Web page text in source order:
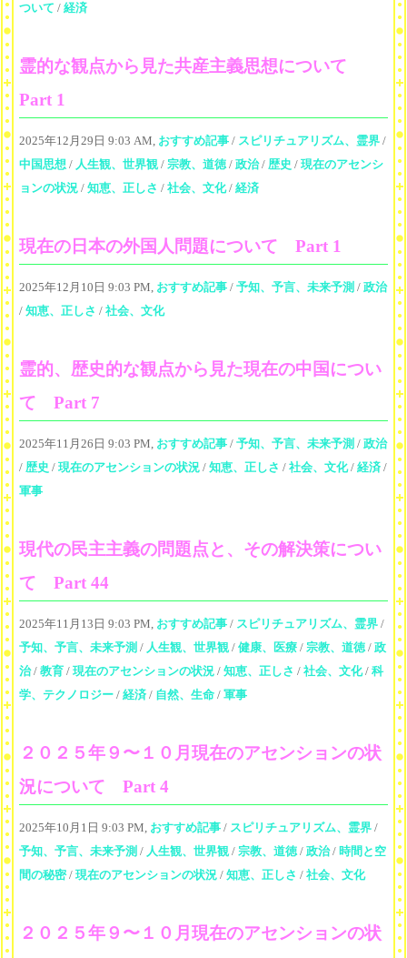
ついて / 経済
霊的な観点から見た共産主義思想について
Part 1
2025年12月29日 9:03 AM, おすすめ記事 / スピリチュアリズム、霊界 /
中国思想 / 人生観、世界観 / 宗教、道徳/ 政治/ 歴史 / 現在のアセンシ
ョンの状況 / 知恵、正しさ / 社会、文化/ 経済
現在の日本の外国人問題について Part 1
2025年12月10日 9:03 PM, おすすめ記事 / 予知、予言、未来予測 / 政治
/ 知恵、正しさ / 社会、文化
霊的、歴史的な観点から見た現在の中国につい
て Part 7
2025年11月26日 9:03 PM, おすすめ記事 / 予知、予言、未来予測 / 政治
/ 歴史 / 現在のアセンションの状況 / 知恵、正しさ / 社会、文化/ 経済 /
軍事
現代の民主主義の問題点と、その解決策につい
て Part 44
2025年11月13日 9:03 PM, おすすめ記事 / スピリチュアリズム、霊界 /
予知、予言、未来予測 / 人生観、世界観 / 健康、医療 / 宗教、道徳/ 政
治/ 教育 / 現在のアセンションの状況 / 知恵、正しさ / 社会、文化/ 科
学、テクノロジー / 経済 / 自然、生命 / 軍事
２０２５年９〜１０月現在のアセンションの状
況について Part 4
2025年10月1日 9:03 PM, おすすめ記事 / スピリチュアリズム、霊界 /
予知、予言、未来予測 / 人生観、世界観 / 宗教、道徳/ 政治/ 時間と空
間の秘密/ 現在のアセンションの状況 / 知恵、正しさ / 社会、文化
２０２５年９〜１０月現在のアセンションの状